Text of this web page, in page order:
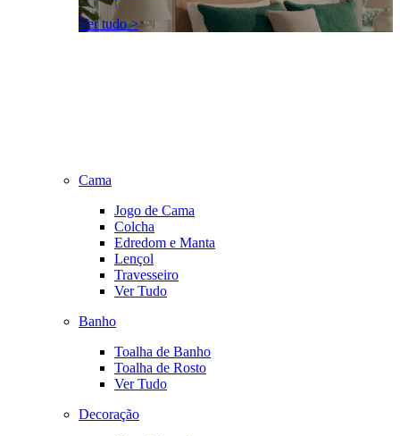
Ver tudo >
Cama
Jogo de Cama
Colcha
Edredom e Manta
Lençol
Travesseiro
Ver Tudo
Banho
Toalha de Banho
Toalha de Rosto
Ver Tudo
Decoração